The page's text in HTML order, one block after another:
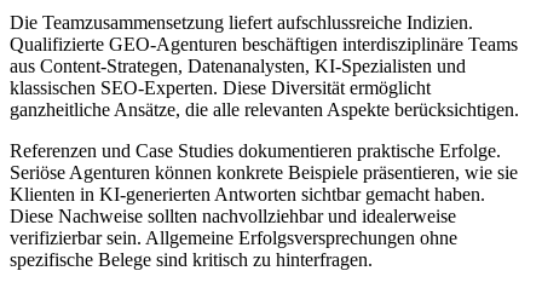
Die Teamzusammensetzung liefert aufschlussreiche Indizien.
Qualifizierte GEO-Agenturen beschäftigen interdisziplinäre Teams
aus Content-Strategen, Datenanalysten, KI-Spezialisten und
klassischen SEO-Experten. Diese Diversität ermöglicht
ganzheitliche Ansätze, die alle relevanten Aspekte berücksichtigen.
Referenzen und Case Studies dokumentieren praktische Erfolge.
Seriöse Agenturen können konkrete Beispiele präsentieren, wie sie
Klienten in KI-generierten Antworten sichtbar gemacht haben.
Diese Nachweise sollten nachvollziehbar und idealerweise
verifizierbar sein. Allgemeine Erfolgsversprechungen ohne
spezifische Belege sind kritisch zu hinterfragen.